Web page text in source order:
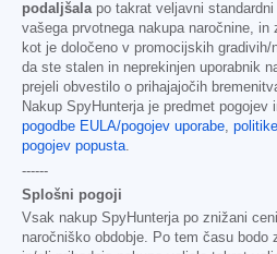
podaljšalapo takrat veljavni
vašega prvotnega nakupa naročnine, in
kot je določeno v promocijskih
da ste stalen in neprekinjen uporabnik
prejeli obvestilo o prihajajočih
Nakup SpyHunterja je predmet pogojev
pogodbe EULA/pogojev uporabe,
pogojev popusta.
------
Splošni pogoji
Vsak nakup SpyHunterja po znižani
naročniško obdobje. Po tem času bodo